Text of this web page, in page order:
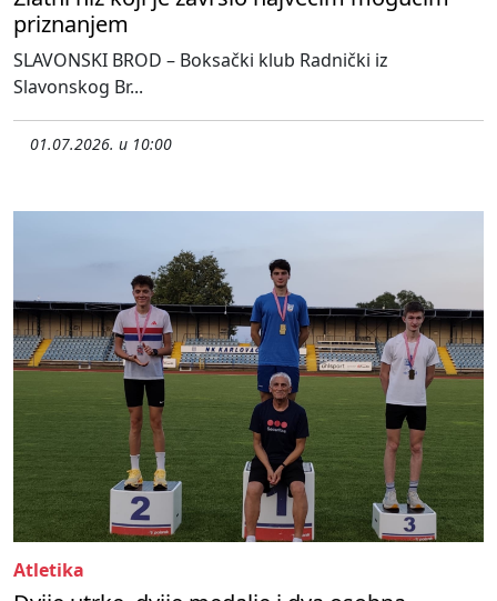
priznanjem
SLAVONSKI BROD – Boksački klub Radnički iz
Slavonskog Br...
01.07.2026. u 10:00
Atletika